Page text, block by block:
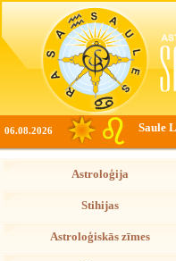
06.08.2026 Saule
Astroloģija
Stihijas
Astroloģiskās zīmes